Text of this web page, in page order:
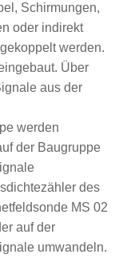
Schirmungen,
oder indirekt
werden.
Über
aus der
werden
der Baugruppe
des
MS 02
auf der
umwandeln.